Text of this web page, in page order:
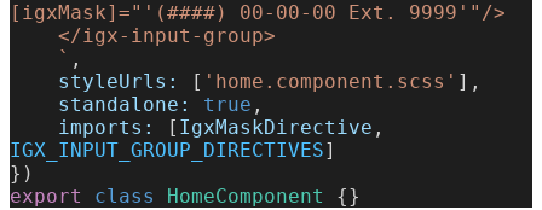
[igxMask]="'(####) 00-00-00 Ext. 9999'"/>
    </igx-input-group>
    `
,
    styleUrls:
[ 'home.component.scss' ],
    standalone:
true ,
    imports:
[ IgxMaskDirective
IGX_INPUT_GROUP_DIRECTIVES]
})
export
class HomeComponent {}